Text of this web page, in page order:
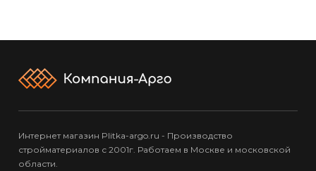
Интернет магазин Plitka-argo.ru - Производство
стройматериалов с 2001г. Работаем в Москве и московской
области.